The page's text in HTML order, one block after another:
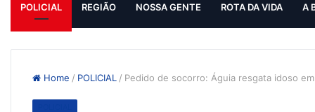
POLICIAL REGIÃO NOSSA GENTE ROTA DA VIDA A
Home / POLICIAL / Pedido de socorro: Águia resgata idoso